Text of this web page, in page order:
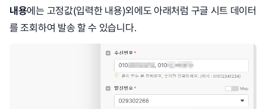
내용에는 고정값(입력한 내용)외에도 아래처럼 구글 시트 데이터
를 조회하여 발송 할 수 있습니다.